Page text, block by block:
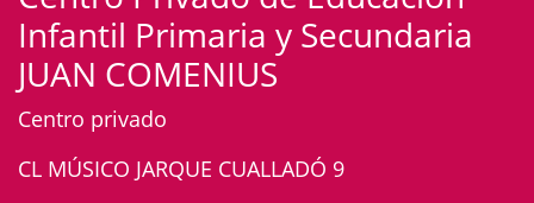
Infantil Primaria y Secundaria
JUAN COMENIUS
Centro privado
CL MÚSICO JARQUE CUALLADÓ 9